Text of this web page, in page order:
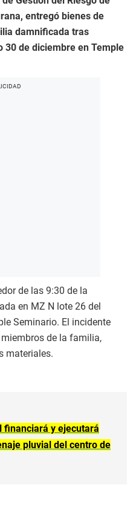
entregó bienes de
damnificada tras
30 de diciembre en Temple
de las 9:30 de la
en MZ N lote 26 del
Seminario. El incidente
de la familia,
materiales.
financiará y ejecutará
pluvial del centro de